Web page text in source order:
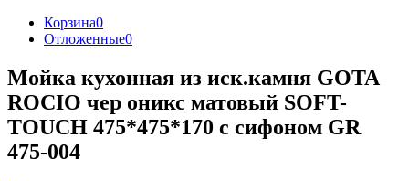
Корзина0
Отложенные0
Мойка кухонная из иск.камня GOTA
ROCIO чер оникс матовый SOFT-
TOUCH 475*475*170 с сифоном GR
475-004